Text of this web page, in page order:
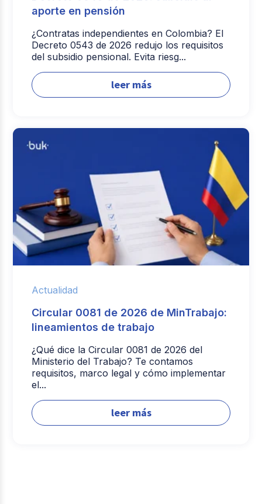
aporte en pensión
¿Contratas independientes en Colombia? El
Decreto 0543 de 2026 redujo los requisitos
del subsidio pensional. Evita riesg...
leer más
Actualidad
Circular 0081 de 2026 de MinTrabajo:
lineamientos de trabajo
¿Qué dice la Circular 0081 de 2026 del
Ministerio del Trabajo? Te contamos
requisitos, marco legal y cómo implementar
el...
leer más